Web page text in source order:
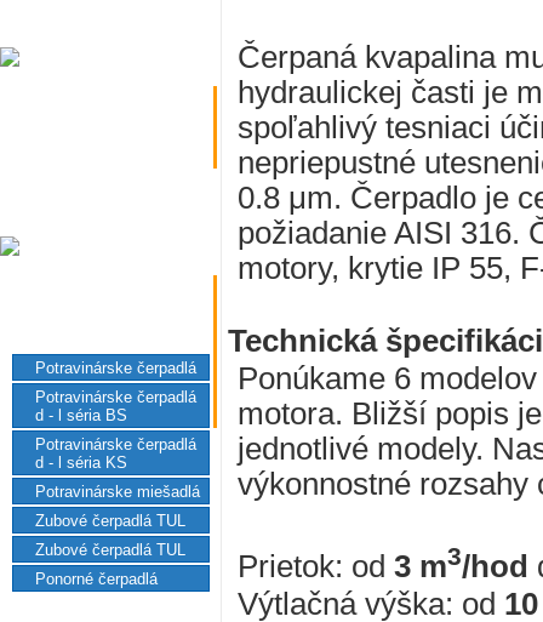
Potravinárske čerpadlá
Potravinárske čerpadlá
d - l séria BS
Potravinárske čerpadlá
d - l séria KS
Potravinárske miešadlá
Zubové čerpadlá TUL
Zubové čerpadlá TUL
Ponorné čerpadlá
Čerpaná kvapalina
hydraulickej časti je
spoľahlivý tesniaci
nepriepustné
0.8 μm. Čerpadlo je
požiadanie AISI 316.
motory, krytie IP 55,
Technická
Ponúkame 6
motora. Bližší popis
jednotlivé modely.
výkonnostné rozsahy
Prietok: od 3 m3/hod
Výtlačná výška: od